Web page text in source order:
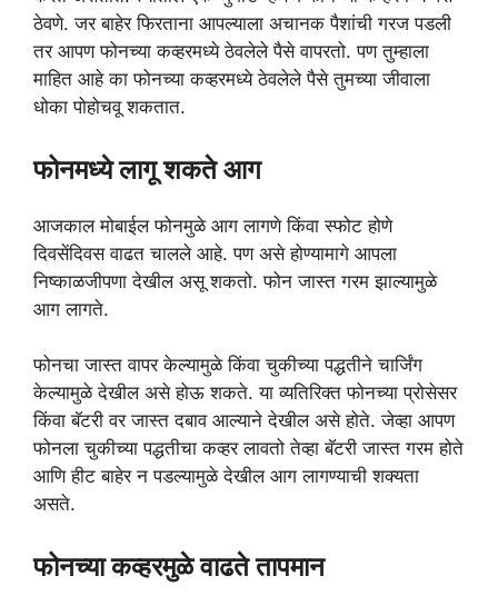
ठेवणे. जर बाहेर फिरताना आपल्याला अचानक पैशांची गरज पडली
तर आपण फोनच्या कव्हरमध्ये ठेवलेले पैसे वापरतो. पण तुम्हाला
माहित आहे का फोनच्या कव्हरमध्ये ठेवलेले पैसे तुमच्या जीवाला
धोका पोहोचवू शकतात.
फोनमध्ये लागू शकते आग
आजकाल मोबाईल फोनमुळे आग लागणे किंवा स्फोट होणे
दिवसेंदिवस वाढत चालले आहे. पण असे होण्यामागे आपला
निष्काळजीपणा देखील असू शकतो. फोन जास्त गरम झाल्यामुळे
आग लागते.
फोनचा जास्त वापर केल्यामुळे किंवा चुकीच्या पद्धतीने चार्जिंग
केल्यामुळे देखील असे होऊ शकते. या व्यतिरिक्त फोनच्या प्रोसेसर
किंवा बॅटरी वर जास्त दबाव आल्याने देखील असे होते. जेव्हा आपण
फोनला चुकीच्या पद्धतीचा कव्हर लावतो तेव्हा बॅटरी जास्त गरम होते
आणि हीट बाहेर न पडल्यामुळे देखील आग लागण्याची शक्यता
असते.
फोनच्या कव्हरमुळे वाढते तापमान